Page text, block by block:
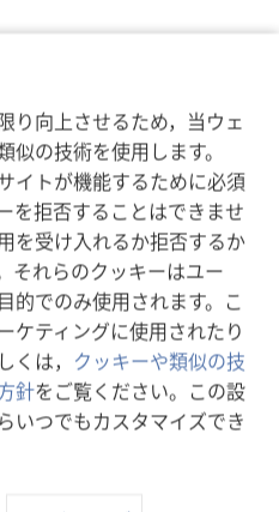
り向上させるため，当ウェ
の技術を使用します。
イトが機能するために必須
を拒否することはできませ
を受け入れるか拒否するか
それらのクッキーはユー
的でのみ使用されます。こ
ケティングに使用されたり
は， クッキーや類似の技
針をご覧ください。この設
いつでもカスタマイズでき